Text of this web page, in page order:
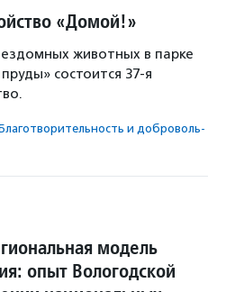
«Домой!»
животных в парке
состоится 37-я
и доброволь­
модель
опыт Вологодской